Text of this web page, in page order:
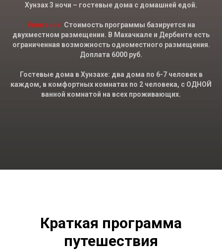
Хунзах 3 ночи – гостевые дома с домашней едой.
Внимание! Стоимость программы базируется на
двухместном размещении. В Махачкале и Дербенте есть
ограниченная возможность одноместного размещения.
Доплата 6000 руб.
Гостевые дома в Хунзахе: два дома по 6-7 человек в
каждом, в комфортных комнатах по 2 человека, с ОДНОЙ
ванной комнатой на всех проживающих.
Краткая программа
путешествия